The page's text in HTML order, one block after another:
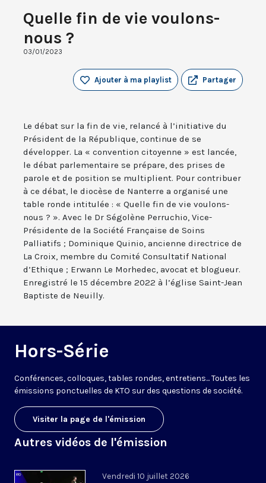
Quelle fin de vie voulons-
nous ?
03/01/2023
Partager
Ajouter à ma playlist
Le débat sur la fin de vie, relancé à l’initiative du
Président de la République, continue de se
développer. La « convention citoyenne » est lancée,
le débat parlementaire se prépare, des prises de
parole et de position se multiplient. Pour contribuer
à ce débat, le diocèse de Nanterre a organisé une
table ronde intitulée : « Quelle fin de vie voulons-
nous ? ». Avec le Dr Ségolène Perruchio, Vice-
Présidente de la Société Française de Soins
Palliatifs ; Dominique Quinio, ancienne directrice de
La Croix, membre du Comité Consultatif National
d’Ethique ; Erwann Le Morhedec, avocat et blogueur.
Enregistré le 15 décembre 2022 à l’église Saint-Jean
Baptiste de Neuilly.
Hors-Série
Conférences, colloques, tables rondes, entretiens... Toutes les
émissions ponctuelles de KTO sur des questions de société.
Visiter la page de l'émission
Autres vidéos de l'émission
Vendredi 10 juillet 2026